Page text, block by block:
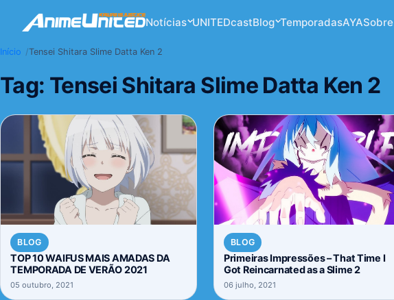
Notícias UNITEDcastBlog TemporadasAYASobre
Início Tensei Shitara Slime Datta Ken 2
Tag: Tensei Shitara Slime Datta Ken 2
BLOG
TOP 10 WAIFUS MAIS AMADAS DA
TEMPORADA DE VERÃO 2021
05 outubro, 2021
BLOG
Primeiras Impressões – That Time I
Got Reincarnated as a Slime 2
06 julho, 2021